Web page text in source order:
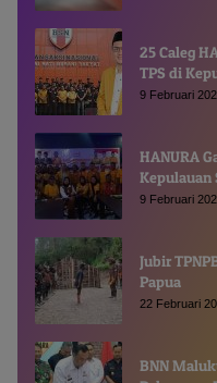
25 Caleg
TPS di
9 Februari
HANURA
Kepulauan
9 Februari
Jubir
Papua
22 Februari
BNN